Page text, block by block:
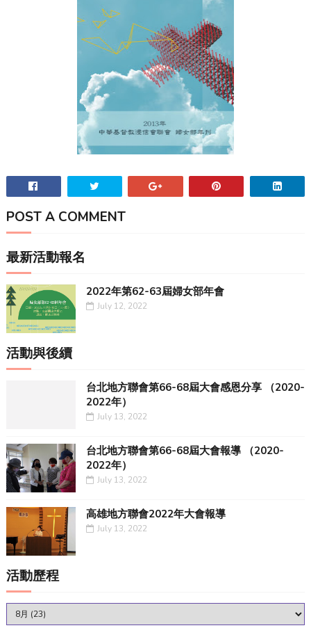
POST A COMMENT
最新活動報名
2022年第62-63屆婦女部年會
July 12, 2022
活動與後續
台北地方聯會第66-68屆大會感恩分享 （2020-
2022年）
July 13, 2022
台北地方聯會第66-68屆大會報導 （2020-
2022年）
July 13, 2022
高雄地方聯會2022年大會報導
July 13, 2022
活動歷程